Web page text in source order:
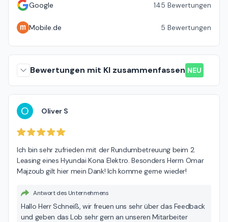
Google 145 Bewertungen
Mobile.de 5 Bewertungen
Bewertungen mit KI zusammenfassen NEU
O Oliver S
Ich bin sehr zufrieden mit der Rundumbetreuung beim 2.
Leasing eines Hyundai Kona Elektro. Besonders Herrn Omar
Majzoub gilt hier mein Dank! Ich komme gerne wieder!
Antwort des Unternehmens
Hallo Herr Schneiß, wir freuen uns sehr über das Feedback
und geben das Lob sehr gern an unseren Mitarbeiter